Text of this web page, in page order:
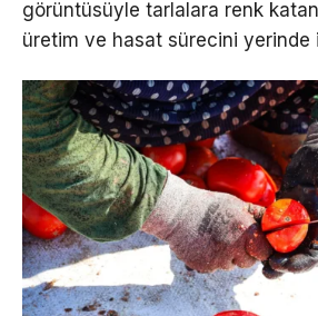
görüntüsüyle tarlalara renk
üretim ve hasat sürecini yerinde